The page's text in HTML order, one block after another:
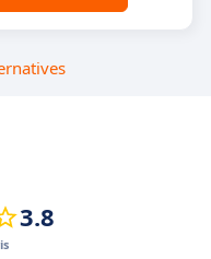
3.8